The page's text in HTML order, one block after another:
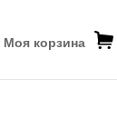
Моя корзина